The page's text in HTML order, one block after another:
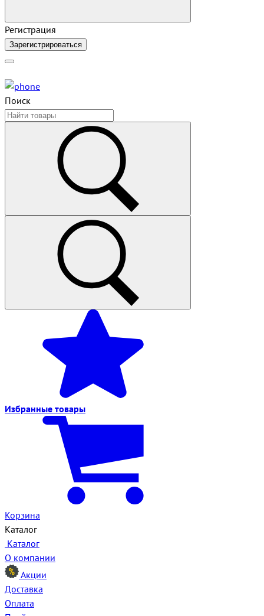
Регистрация
Зарегистрироваться
Поиск
Избранные товары
Корзина
Каталог
Каталог
О компании
Акции
Доставка
Оплата